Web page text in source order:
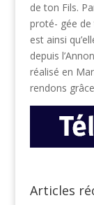
de ton Fils.
proté- gée de
est ainsi
depuis
réalisé en
rendons
Articles